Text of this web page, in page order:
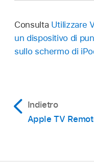
Consulta Utilizzare
un dispositivo di
sullo schermo di
Indietro
Apple TV